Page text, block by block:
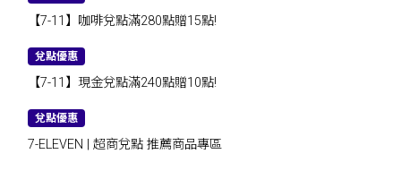
【7-11】咖啡兌點滿280點贈15點!
兌點優惠
【7-11】現金兌點滿240點贈10點!
兌點優惠
7-ELEVEN | 超商兌點 推薦商品專區